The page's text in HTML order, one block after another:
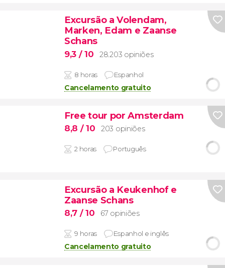
Excursão a Volendam,
Marken, Edam e Zaanse
Schans
9,3 / 10 28.203 opiniões
8 horas Espanhol
Cancelamento gratuito
Free tour por Amsterdam
8,8 / 10 203 opiniões
2 horas Português
Excursão a Keukenhof e
Zaanse Schans
8,7 / 10 67 opiniões
9 horas Espanhol e inglês
Cancelamento gratuito